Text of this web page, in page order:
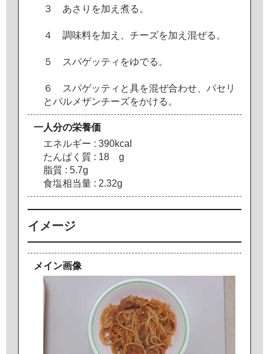
３ あさ り を加 え 煮る 。
４ 調味料を加 え チーズを加 え 混ぜる 。
５ スパゲッテ ィ をゆでる 。
６ スパゲッテ ィ と具を混ぜ合わせ パセ リ
とパル メザンチーズをかける 。
一人分の栄養価
エネルギー : 390kca
た んぱ く 質 : 18
g
脂質 : 5.7g
食塩相当量 : 2.32g
イメージ
メイン画像